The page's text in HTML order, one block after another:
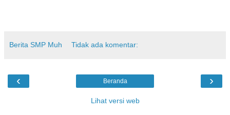
Berita SMP Muh Tidak ada komentar:
‹ ›
Beranda
Lihat versi web